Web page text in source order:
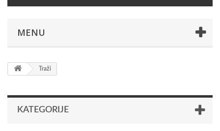
MENU
Traži
KATEGORIJE